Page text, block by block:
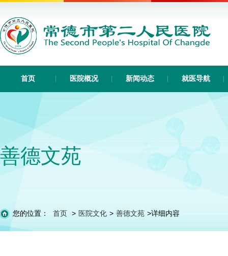
首页 医院概况 新闻动态 就医导航
善德文苑
您的位置： 首页 > 医院文化 > 善德文苑 >详细内容